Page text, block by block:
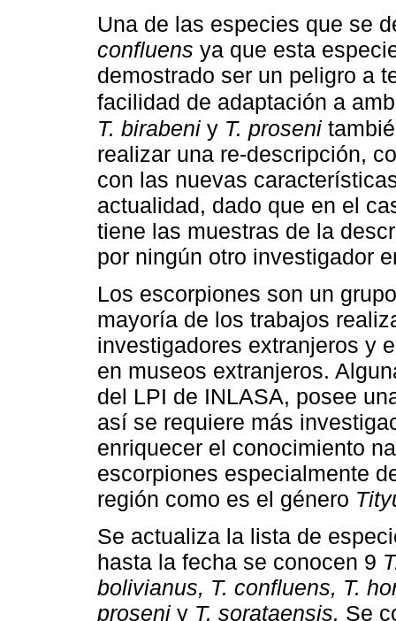
Una de las especies que se
confluens ya que esta
demostrado ser un peligro a
facilidad de adaptación a
T. birabeni y T. proseni
realizar una re-descripción,
con las nuevas
actualidad, dado que en el
tiene las muestras de la
por ningún otro investigador
Los escorpiones son un
mayoría de los trabajos
investigadores extranjeros y
en museos extranjeros.
del LPI de INLASA, posee
así se requiere más
enriquecer el conocimiento
escorpiones especialmente
región como es el género
Se actualiza la lista de
hasta la fecha se conocen 9
bolivianus, T. confluens, T.
proseni y T. sorataensis. Se